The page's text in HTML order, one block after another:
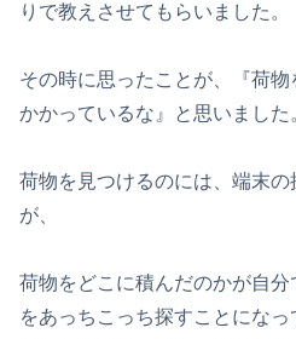
りで教えさせてもらいました。
その時に思ったことが、『荷
かかっているな』と思いました
荷物を見つけるのには、端末
が、
荷物をどこに積んだのかが自
をあっちこっち探すことにな